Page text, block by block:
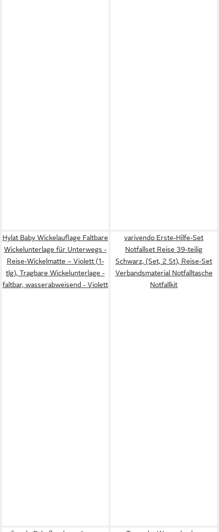
Hylat Baby Wickelauflage Faltbare
Wickelunterlage für Unterwegs -
Reise-Wickelmatte – Violett (1-
tlg), Tragbare Wickelunterlage -
faltbar, wasserabweisend - Violett
varivendo Erste-Hilfe-Set
Notfallset Reise 39-teilig
Schwarz, (Set, 2 St), Reise-Set
Verbandsmaterial Notfalltasche
Notfallkit